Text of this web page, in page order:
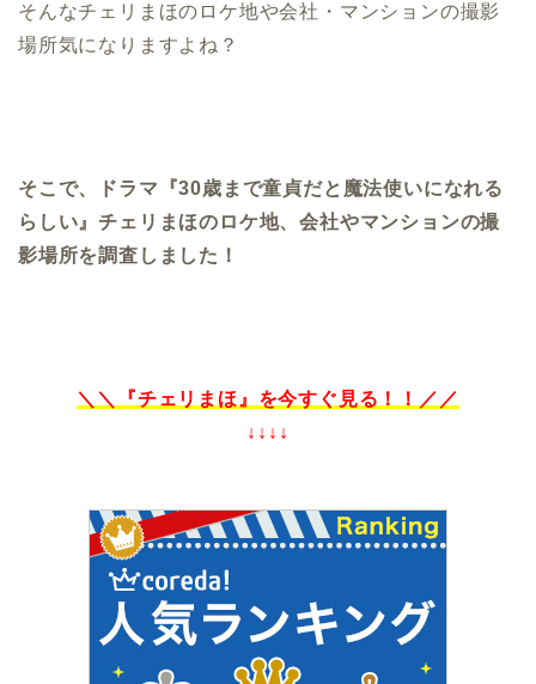
そんなチェリまほのロケ地や会社・マンションの撮影
場所気になりますよね？
そこで、ドラマ『30歳まで童貞だと魔法使いになれる
らしい』チェリまほのロケ地、会社やマンションの撮
影場所を調査しました！
＼＼『チェリまほ』を今すぐ見る ！！／／
↓↓↓↓